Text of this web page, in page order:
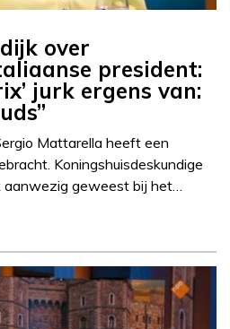
over
president:
jurk ergens van:
Mattarella heeft een
Koningshuisdeskundige
aanwezig geweest bij het…